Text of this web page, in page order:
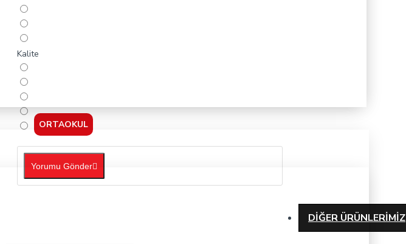
ORTAOKUL
Kalite
Yorumu Gönder
DIĞER ÜRÜNLERIMIZ